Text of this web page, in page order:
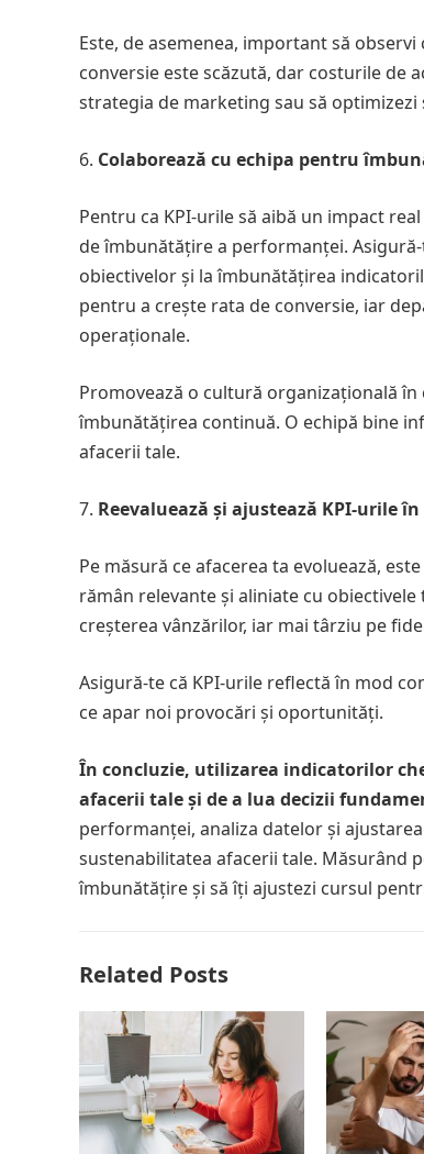
Este, de asemenea, important să
conversie este scăzută, dar costurile de
strategia de marketing sau să
Colaborează cu echipa pentru
Pentru ca KPI-urile să aibă un impact
de îmbunătățire a performanței.
obiectivelor și la îmbunătățirea
pentru a crește rata de conversie, iar
operaționale.
Promovează o cultură organizațională
îmbunătățirea continuă. O echipă bine
afacerii tale.
Reevaluează și ajustează KPI-urile
Pe măsură ce afacerea ta evoluează,
rămân relevante și aliniate cu
creșterea vânzărilor, iar mai târziu pe
Asigură-te că KPI-urile reflectă în mod
ce apar noi provocări și oportunități.
În concluzie, utilizarea indicatorilor
afacerii tale și de a lua decizii
performanței, analiza datelor și
sustenabilitatea afacerii tale. Măsurând
îmbunătățire și să îți ajustezi cursul
Related Posts